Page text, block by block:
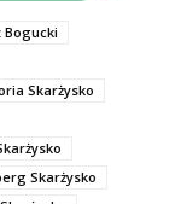
Bogucki
Skarżysko
Skarżysko